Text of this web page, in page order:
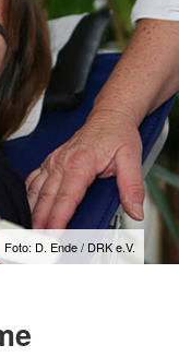
Foto: D. Ende / DRK e.V.